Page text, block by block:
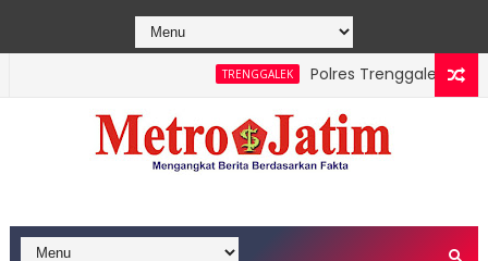
TRENGGALEK Polres Trenggalek Padukan